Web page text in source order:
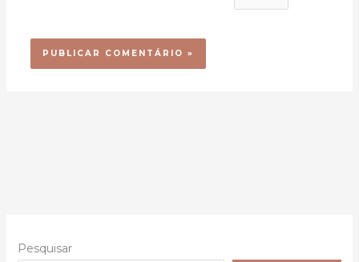
Pesquisar